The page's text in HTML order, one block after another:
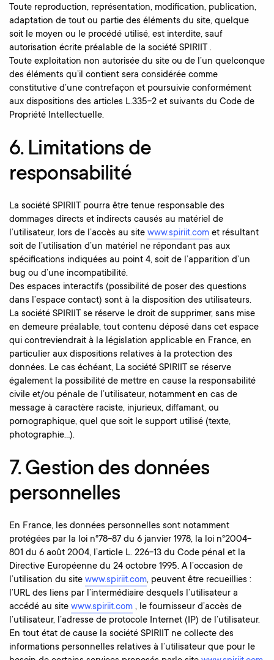
Toute reproduction, représentation, modification, publication,
adaptation de tout ou partie des éléments du site, quelque
soit le moyen ou le procédé utilisé, est interdite, sauf
autorisation écrite préalable de la société SPIRIIT .
Toute exploitation non autorisée du site ou de l’un quelconque
des éléments qu’il contient sera considérée comme
constitutive d’une contrefaçon et poursuivie conformément
aux dispositions des articles L.335-2 et suivants du Code de
Propriété Intellectuelle.
6. Limitations de
responsabilité
La société SPIRIIT pourra être tenue responsable des
dommages directs et indirects causés au matériel de
l’utilisateur, lors de l’accès au site www.spiriit.com et résultant
soit de l’utilisation d’un matériel ne répondant pas aux
spécifications indiquées au point 4, soit de l’apparition d’un
bug ou d’une incompatibilité.
Des espaces interactifs (possibilité de poser des questions
dans l’espace contact) sont à la disposition des utilisateurs.
La société SPIRIIT se réserve le droit de supprimer, sans mise
en demeure préalable, tout contenu déposé dans cet espace
qui contreviendrait à la législation applicable en France, en
particulier aux dispositions relatives à la protection des
données. Le cas échéant, La société SPIRIIT se réserve
également la possibilité de mettre en cause la responsabilité
civile et/ou pénale de l’utilisateur, notamment en cas de
message à caractère raciste, injurieux, diffamant, ou
pornographique, quel que soit le support utilisé (texte,
photographie…).
7. Gestion des données
personnelles
En France, les données personnelles sont notamment
protégées par la loi n°78-87 du 6 janvier 1978, la loi n°2004-
801 du 6 août 2004, l’article L. 226-13 du Code pénal et la
Directive Européenne du 24 octobre 1995. A l’occasion de
l’utilisation du site www.spiriit.com, peuvent être recueillies :
l’URL des liens par l’intermédiaire desquels l’utilisateur a
accédé au site www.spiriit.com , le fournisseur d’accès de
l’utilisateur, l’adresse de protocole Internet (IP) de l’utilisateur.
En tout état de cause la société SPIRIIT ne collecte des
informations personnelles relatives à l’utilisateur que pour le